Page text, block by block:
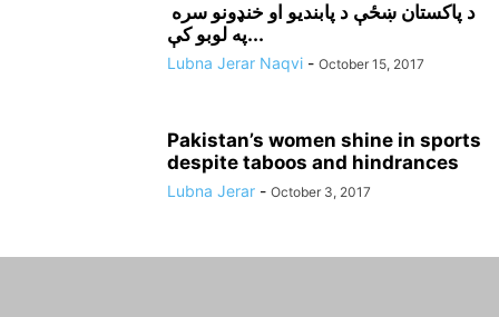
په لوبو کې...
Lubna Jerar Naqvi - October 15, 2017
Pakistan’s women shine in sports
despite taboos and hindrances
Lubna Jerar - October 3, 2017